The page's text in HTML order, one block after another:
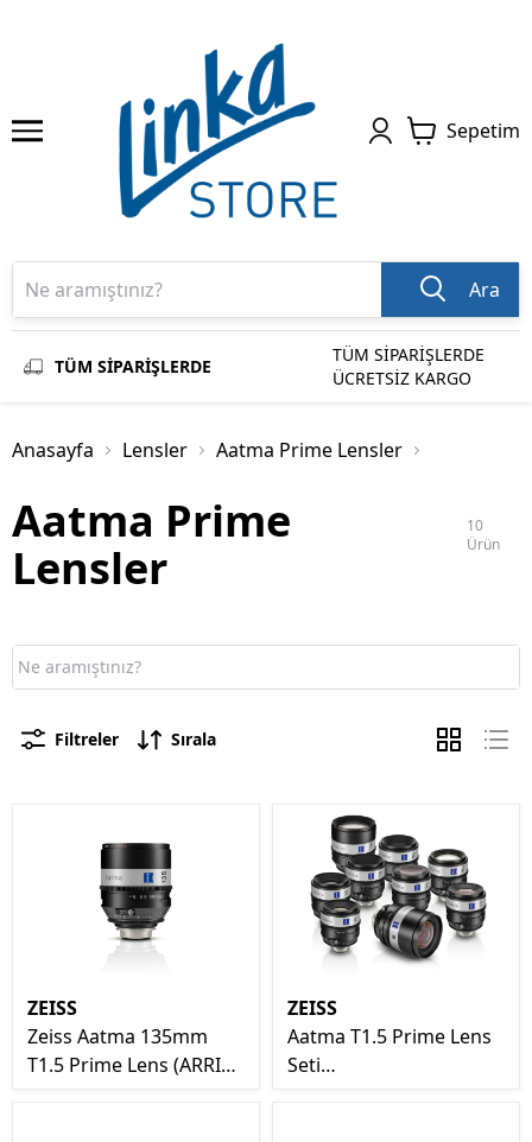
Sepetim
Ara
TÜM SİPARİŞLERDE
TÜM SİPARİŞLERDE
ÜCRETSİZ KARGO
Anasayfa Lensler Aatma Prime Lensler
Aatma Prime
Lensler
10
Ürün
Filtreler Sırala
ZEISS
Zeiss Aatma 135mm
T1.5 Prime Lens (ARRI
ZEISS
Aatma T1.5 Prime Lens
Seti